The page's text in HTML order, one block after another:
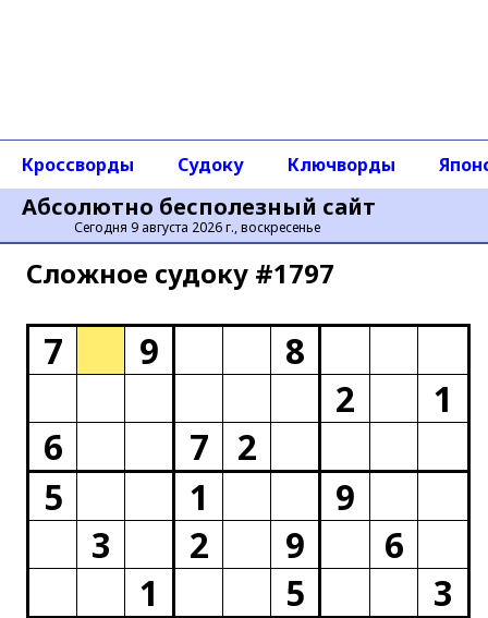
Абсолютно бесполезный сайт
Сегодня 9 августа 2026 г., воскресенье
Кроссворды Судоку Ключворды
Сложное cудоку #1797
7 9
8
2
1
6
7
2
5
1
9
3
2 9
6
1
5
3